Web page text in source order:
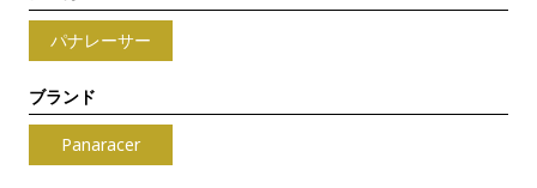
パナレーサー
ブランド
Panaracer